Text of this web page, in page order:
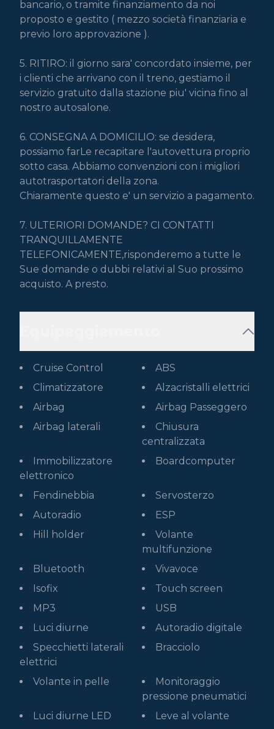
bancario, o tramite finanziamento da noi
proposto e gestito ( mezzo società finanziaria e
previo loro approvazione ).
5. RITIRO: il giorno sara' concordato insieme, per
i clienti che arrivano con il treno, gestiamo il
servizio gratuito dalla stazione piu' vicina fino al
nostro autosalone.
6. CONSEGNA A DOMICILIO: se desidera,
possiamo farLe recapitare l'autovettura proprio
sotto casa. Abbiamo convenzioni con i migliori
autotrasportatori della zona.
Chiaramente questo e' un servizio a pagamento.
7. ULTERIORI DOMANDE? CI CONTATTI
TRANQUILLAMENTE
TELEFONICAMENTE,risponderemo a tutte le
Sue domande o dubbi relativi al Suo prossimo
acquisto. A presto.
Cruise Control
ABS
Climatizzatore
Alzacristalli elettrici
Airbag
Airbag Passeggero
Airbag laterali
Chiusura
centralizzata
Immobilizzatore
elettronico
Boardcomputer
Fendinebbia
Servosterzo
Autoradio
ESP
Hill holder
Volante
multifunzione
Bluetooth
Vivavoce
Isofix
Touch screen
MP3
USB
Luci diurne
Autoradio digitale
Specchietti laterali
elettrici
Bracciolo
Volante in pelle
Monitoraggio
pressione pneumatici
Luci diurne LED
Leve al volante